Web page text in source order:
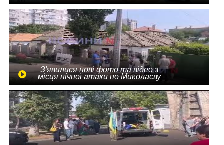
З'явилися нові фото та відео з
місця нічної атаки по Миколаєву